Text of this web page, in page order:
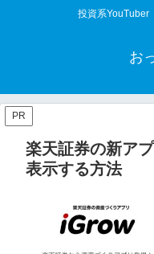
投資系YouTuber
お
PR
楽天証券の新ア
表示する方法